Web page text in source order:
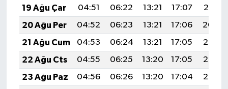
19 Ağu Çar
04:51 06:22 13:21 17:07
20:10
20 Ağu Per
04:52 06:23 13:21 17:06
20:09
21 Ağu Cum
04:53 06:24 13:21 17:05
20:08
22 Ağu Cts
04:55 06:25 13:20 17:05
20:06
23 Ağu Paz
04:56 06:26 13:20 17:04
20:05